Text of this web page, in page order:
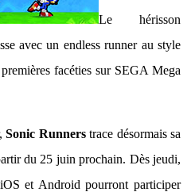
Le hérisson
avec un endless runner au style
facéties sur SEGA Mega
Sonic Runnerstrace désormais sa
du 25 juin prochain. Dès jeudi,
et Android pourront participer